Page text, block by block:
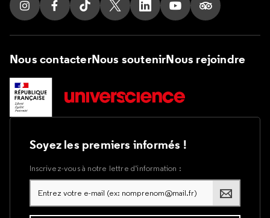
Suivez nous sur Instagram
Suivez nous sur Facebook
Suivez nous sur Tik Tok
Suivez nous sur X
Suivez nous sur LinkedIn
Suivez nous sur
Suivez nous
Nous contacterNous soutenirNous rejoindre
Soyez les premiers informés !
Inscrivez-vous à notre lettre d’information :